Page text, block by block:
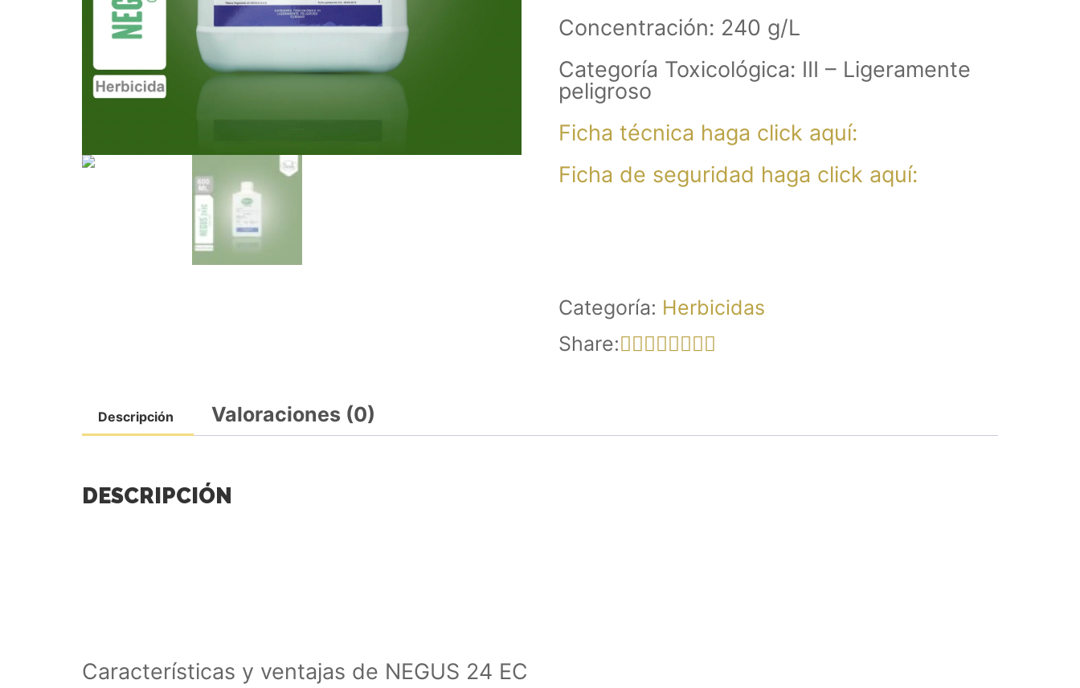
Concentración: 240 g/L
Categoría Toxicológica: III – Ligeramente
peligroso
Ficha técnica haga click aquí:
Ficha de seguridad haga click aquí:
Categoría: Herbicidas
Share:
Descripción Valoraciones (0)
DESCRIPCIÓN
Características y ventajas de NEGUS 24 EC